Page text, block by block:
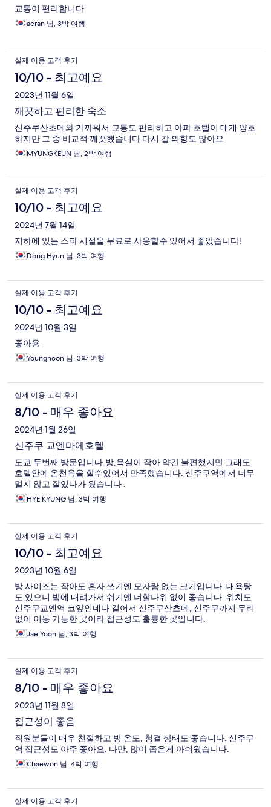
교통이 편리합니다
aeran 님, 3박 여행
실제 이용 고객 후기
10/10 - 최고예요
2023년 11월 6일
깨끗하고 편리한 숙소
신주쿠산초메와 가까워서 교통도 편리하고 아파 호텔이 대개 양호
하지만 그 중 비교적 깨끗했습니다 다시 갈 의향도 많아요
MYUNGKEUN 님, 2박 여행
실제 이용 고객 후기
10/10 - 최고예요
2024년 7월 14일
지하에 있는 스파 시설을 무료로 사용할수 있어서 좋았습니다!
Dong Hyun 님, 3박 여행
실제 이용 고객 후기
10/10 - 최고예요
2024년 10월 3일
좋아용
Younghoon 님, 3박 여행
실제 이용 고객 후기
8/10 - 매우 좋아요
2024년 1월 26일
신주쿠 교엔마에호텔
도쿄 두번째 방문입니다.방,욕실이 작아 약간 불편했지만 그래도
호텔안에 온천욕을 할수있어서 만족했습니다. 신주쿠역에서 너무
멀지 않고 잘있다가 왔습니다 .
HYE KYUNG 님, 3박 여행
실제 이용 고객 후기
10/10 - 최고예요
2023년 10월 6일
방 사이즈는 작아도 혼자 쓰기엔 모자람 없는 크기입니다. 대욕탕
도 있으니 밤에 내려가서 쉬기엔 더할나위 없이 좋습니다. 위치도
신주쿠교엔역 코앞인데다 걸어서 신주쿠산쵸메, 신주쿠까지 무리
없이 이동 가능한 곳이라 접근성도 훌륭한 곳입니다.
Jae Yoon 님, 3박 여행
실제 이용 고객 후기
8/10 - 매우 좋아요
2023년 11월 8일
접근성이 좋음
직원분들이 매우 친절하고 방 온도, 청결 상태도 좋습니다. 신주쿠
역 접근성도 아주 좋아요. 다만, 많이 좁은게 아쉬웠습니다.
Chaewon 님, 4박 여행
실제 이용 고객 후기